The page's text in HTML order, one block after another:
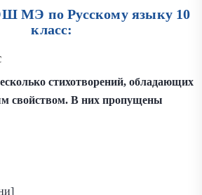
МЭ по Русскому языку 10
класс:
стихотворений, обладающих
свойством. В них пропущены